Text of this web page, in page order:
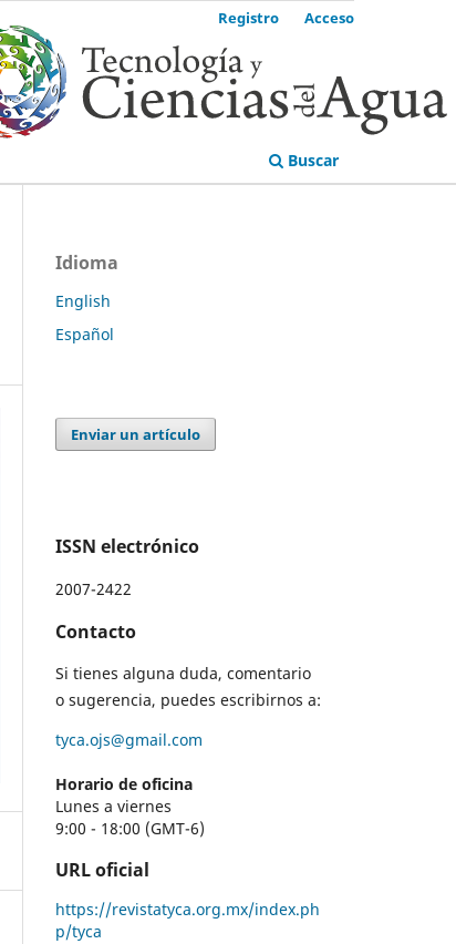
Buscar
Registro Acceso
Idioma
English
Español
Enviar un artículo
ISSN electrónico
2007-2422
Contacto
Si tienes alguna duda, comentario
o sugerencia, puedes escribirnos a:
tyca.ojs@gmail.com
Horario de oficina
Lunes a viernes
9:00 - 18:00 (GMT-6)
URL oficial
https://revistatyca.org.mx/index.ph
p/tyca